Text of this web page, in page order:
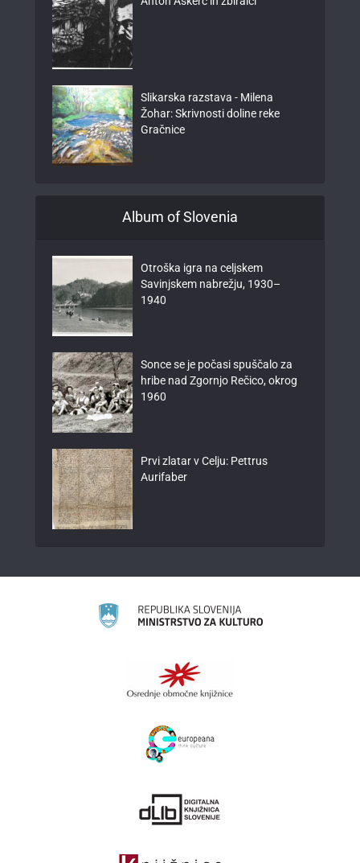
Slikarska razstava - Milena
Žohar: Skrivnosti doline reke
Gračnice
Album of Slovenia
Otroška igra na celjskem
Savinjskem nabrežju, 1930–
1940
Sonce se je počasi spuščalo za
hribe nad Zgornjo Rečico, okrog
1960
Prvi zlatar v Celju: Pettrus
Aurifaber